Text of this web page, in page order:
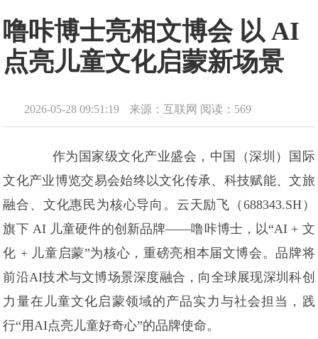
噜咔博士亮相文博会 以 AI
点亮儿童文化启蒙新场景
2026-05-28 09:51:19 来源：互联网 阅读：569
作为国家级文化产业盛会，中国（深圳）国际
文化产业博览交易会始终以文化传承、科技赋能、文旅
融合、文化惠民为核心导向。云天励飞（688343.SH）
旗下 AI 儿童硬件的创新品牌——噜咔博士，以“AI + 文
化 + 儿童启蒙”为核心，重磅亮相本届文博会。品牌将
前沿AI技术与文博场景深度融合，向全球展现深圳科创
力量在儿童文化启蒙领域的产品实力与社会担当，践
行“用AI点亮儿童好奇心”的品牌使命。